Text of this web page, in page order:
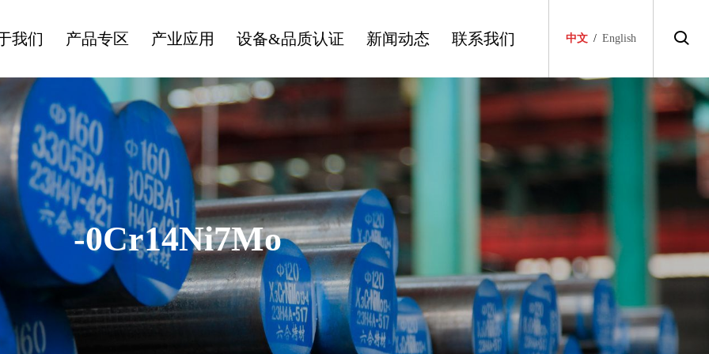
中文 / English
我们 产品专区 产业应用 设备&品质认证 新闻动态 联系我们
-0Cr14Ni7Mo